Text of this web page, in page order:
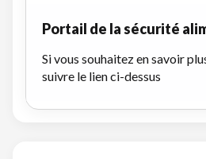
Portail de la sécurité
Si vous souhaitez en savoir
suivre le lien ci-dessus